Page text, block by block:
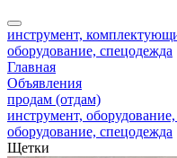
инструмент,
оборудование, спецодежда
Главная
Объявления
продам (отдам)
инструмент,
оборудование, спецодежда
Щетки